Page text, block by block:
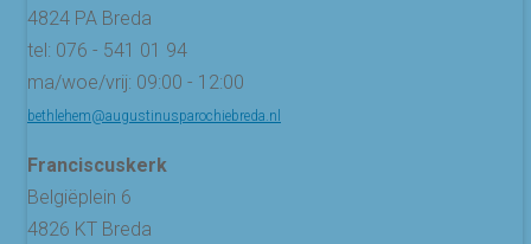
4824 PA Breda
tel: 076 - 541 01 94
ma/woe/vrij: 09:00 - 12:00
bethlehem@augustinusparochiebreda.nl
Franciscuskerk
Belgiëplein 6
4826 KT Breda